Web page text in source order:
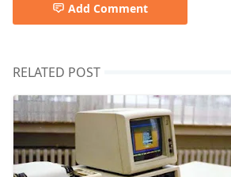
Add Comment
RELATED POST